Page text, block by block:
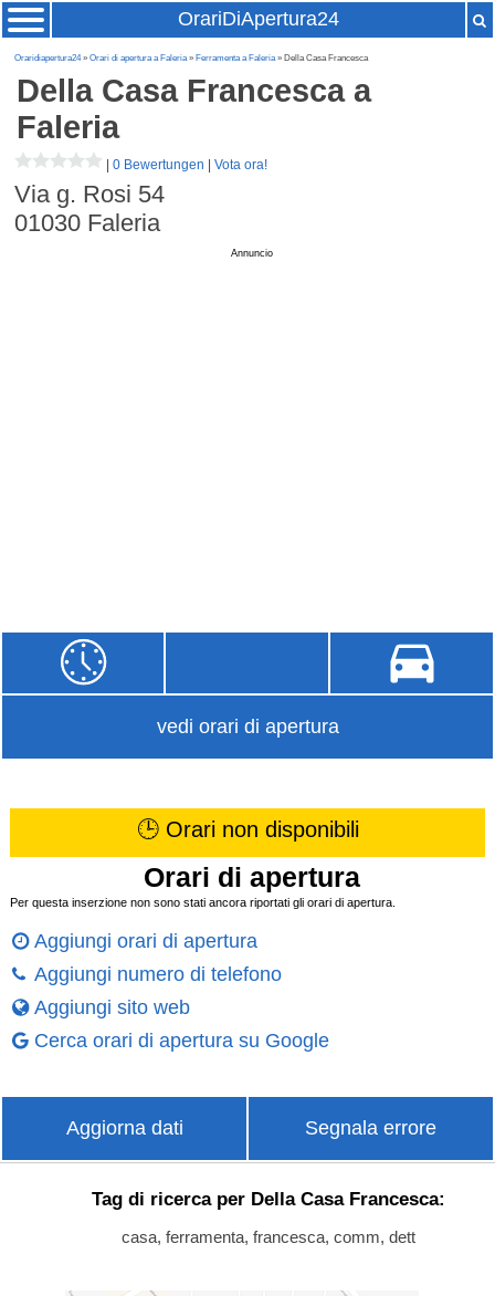
OrariDiApertura24
Oraridiapertura24»Orari di apertura a Faleria» Ferramenta a Faleria» Della Casa Francesca
Della Casa Francescaa
Faleria
|0 Bewertungen |Vota ora!
Via g. Rosi 54
01030 Faleria
Annuncio
vedi orari di apertura
🕒 Orari non disponibili
Orari di apertura
Per questa inserzione non sono stati ancora riportati gli orari di apertura.
Aggiungi orari di apertura
Aggiungi numero di telefono
Aggiungi sito web
Cerca orari di apertura su Google
Aggiorna dati Segnala errore
Tag di ricerca per Della Casa Francesca:
casa, ferramenta, francesca, comm, dett